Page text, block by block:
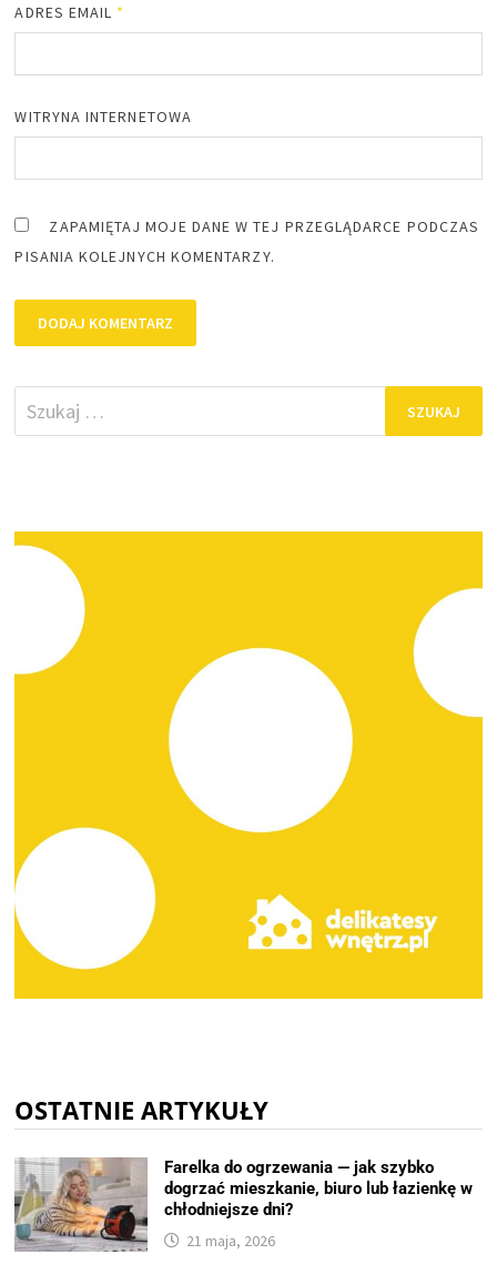
ADRES EMAIL *
WITRYNA INTERNETOWA
ZAPAMIĘTAJ MOJE DANE W TEJ PRZEGLĄDARCE PODCZAS
PISANIA KOLEJNYCH KOMENTARZY.
Szukaj:
OSTATNIE ARTYKUŁY
Farelka do ogrzewania — jak szybko
dogrzać mieszkanie, biuro lub łazienkę w
chłodniejsze dni?
21 maja, 2026